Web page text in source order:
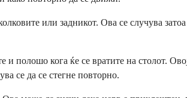
или задникот. Ова се случува
полошо кога ќе се вратите на столот.
се да се стегне повторно.